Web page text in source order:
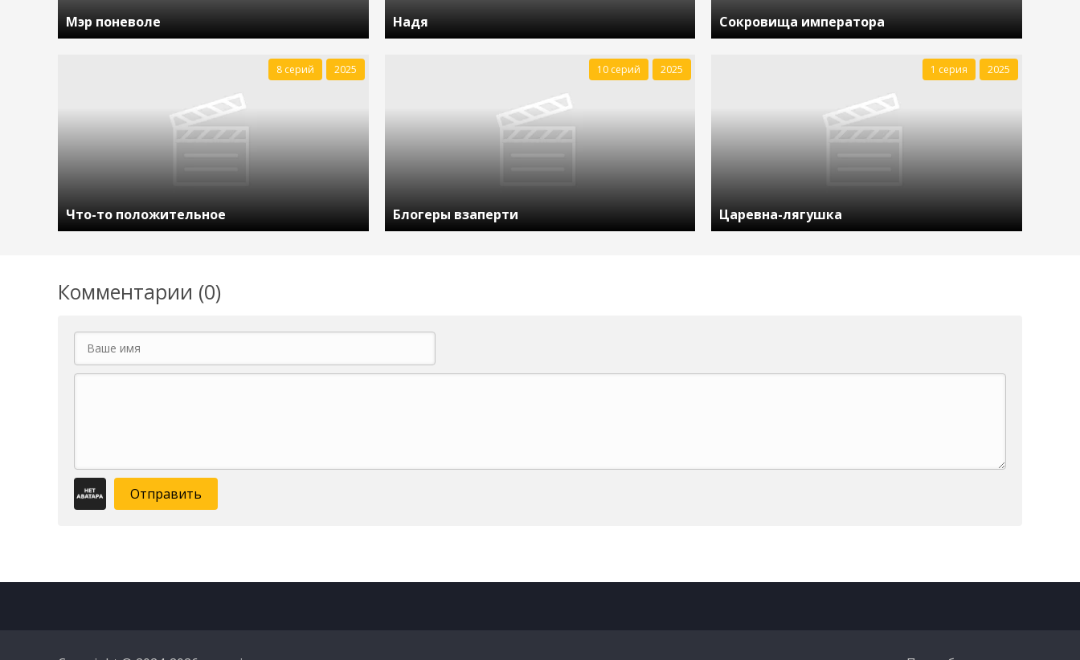
Мэр поневоле Надя Сокровища императора
Что-то положительное
8 серий 2025
Блогеры взаперти
10 серий 2025
Царевна-лягушка
1 серия 2025
Комментарии (0)
Отправить